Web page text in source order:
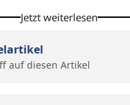
Jetzt weiterlesen
auf diesen Artikel